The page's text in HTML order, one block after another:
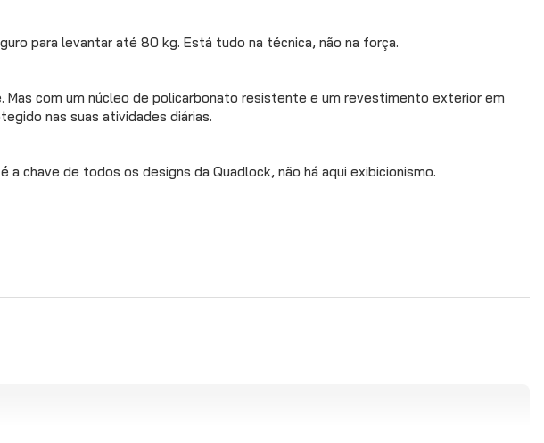
para levantar até 80 kg. Está tudo na técnica, não na força.
Mas com um núcleo de policarbonato resistente e um revestimento exterior em
nas suas atividades diárias.
chave de todos os designs da Quadlock, não há aqui exibicionismo.